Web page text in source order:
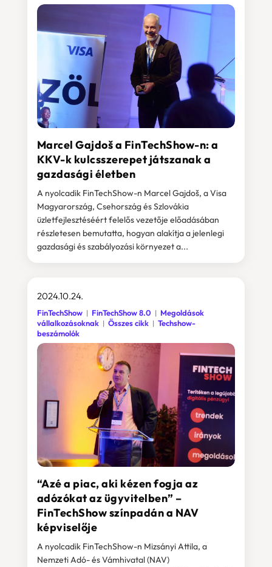
Marcel Gajdoš a FinTechShow-n: a
KKV-k kulcsszerepet játszanak a
gazdasági életben
A nyolcadik FinTechShow-n Marcel Gajdoš, a Visa
Magyarország, Csehország és Szlovákia
üzletfejlesztéséért felelős vezetője előadásában
részletesen bemutatta, hogyan alakítja a jelenlegi
gazdasági és szabályozási környezet a...
“Azé a piac, aki kézen fogja az
adózókat az ügyvitelben” –
FinTechShow színpadán a NAV
képviselője
2024.10.24.
FinTechShow FinTechShow 8.0
Megoldások
vállalkozásoknak
Összes cikk
Techshow-
beszámolók
A nyolcadik FinTechShow-n Mizsányi Attila, a
Nemzeti Adó- és Vámhivatal (NAV)